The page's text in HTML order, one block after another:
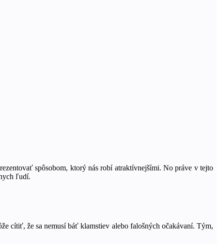
spôsobom, ktorý nás robí atraktívnejšími. No práve v tejto
ľudí.
cítiť, že sa nemusí báť klamstiev alebo falošných očakávaní. Tým,